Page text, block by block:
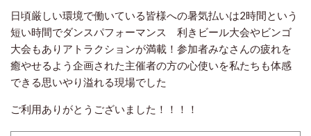
日頃厳しい環境で働いている皆様への暑気払いは2時間という
短い時間でダンスパフォーマンス 利きビール大会やビンゴ
大会もありアトラクションが満載！参加者みなさんの疲れを
癒やせるよう企画された主催者の方の心使いを私たちも体感
できる思いやり溢れる現場でした
ご利用ありがとうございました！！！！